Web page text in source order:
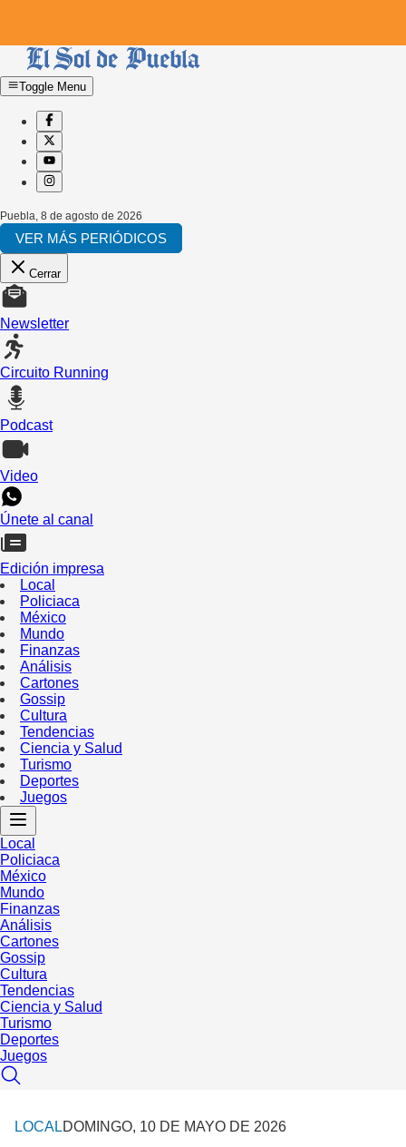
Toggle Menu
Puebla 8 de agosto de 2026
VER MÁS PERIÓDICOS
Cerrar
Newsletter
Circuito Running
Podcast
Video
Únete al canal
Edición impresa
Local
Policiaca
México
Mundo
Finanzas
Análisis
Cartones
Gossip
Cultura
Tendencias
Ciencia y Salud
Turismo
Deportes
Juegos
Local
Policiaca
México
Mundo
Finanzas
Análisis
Cartones
Gossip
Cultura
Tendencias
Ciencia y Salud
Turismo
Deportes
Juegos
LOCALDOMINGO, 10 DE MAYO DE 2026